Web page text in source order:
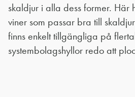
skaldjur i alla dess former. Här
viner som passar bra till
finns enkelt tillgängliga på
systembolagshyllor redo att